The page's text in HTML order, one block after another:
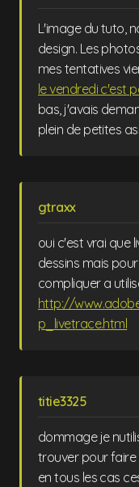
L'image du tuto,
design. Les
mes tentatives
le vendredi c'est
bas, j'avais
plein de petites
gtraxx
oui c'est vrai que
dessins mais
compliquer a
http://
p_livetrace.html
titie3325
dommage je
trouver pour faire
en tous les cas